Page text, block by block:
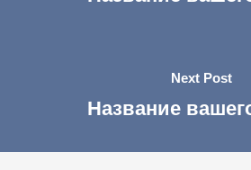
Next Post
Название